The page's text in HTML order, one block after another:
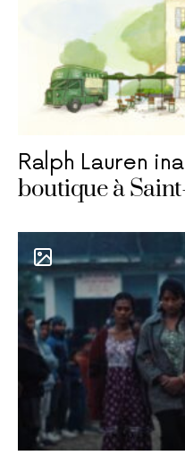
Ralph Lauren
boutique à